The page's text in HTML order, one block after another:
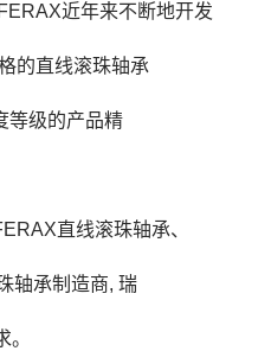
近年来不断地开发
的直线滚珠轴承
等级的产品精
直线滚珠轴承、
轴承制造商, 瑞